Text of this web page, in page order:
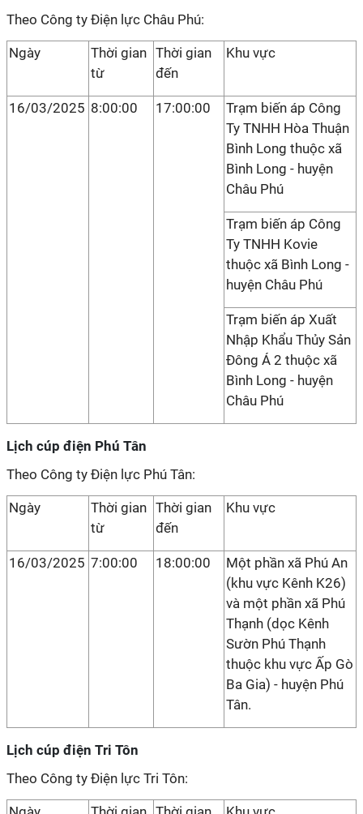
Theo Công ty Điện lực Châu Phú:
Ngày
Thời gian
từ
Thời gian
đến
Khu vực
16/03/2025 8:00:00 17:00:00
Trạm biến áp Công
Ty TNHH Hòa Thuận
Bình Long thuộc xã
Bình Long - huyện
Châu Phú
Trạm biến áp Công
Ty TNHH Kovie
thuộc xã Bình Long -
huyện Châu Phú
Trạm biến áp Xuất
Nhập Khẩu Thủy Sản
Đông Á 2 thuộc xã
Bình Long - huyện
Châu Phú
Lịch cúp điện Phú Tân
Theo Công ty Điện lực Phú Tân:
Ngày
Thời gian
từ
Thời gian
đến
Khu vực
16/03/2025 7:00:00 18:00:00
Một phần xã Phú An
(khu vực Kênh K26)
và một phần xã Phú
Thạnh (dọc Kênh
Sườn Phú Thạnh
thuộc khu vực Ấp Gò
Ba Gia) - huyện Phú
Tân.
Lịch cúp điện Tri Tôn
Theo Công ty Điện lực Tri Tôn: